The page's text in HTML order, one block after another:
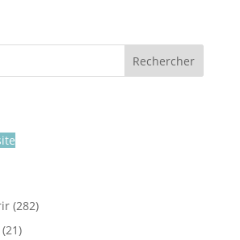
(282)